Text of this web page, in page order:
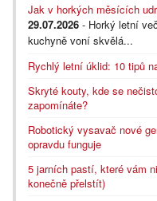
Jak v horkých měsících
29.07.2026 - Horký letní
kuchyně voní skvělá...
Rychlý letní úklid: 10 tipů
Skryté kouty, kde se
zapomínáte?
Robotický vysavač nové
opravdu funguje
5 jarních pastí, které vám
konečně přelstít)